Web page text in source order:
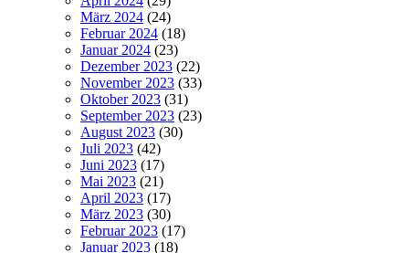
März 2024 (24)
Februar 2024 (18)
Januar 2024 (23)
Dezember 2023 (22)
November 2023 (33)
Oktober 2023 (31)
September 2023 (23)
August 2023 (30)
Juli 2023 (42)
Juni 2023 (17)
Mai 2023 (21)
April 2023 (17)
März 2023 (30)
Februar 2023 (17)
Januar 2023 (18)